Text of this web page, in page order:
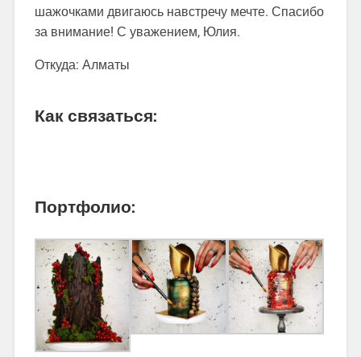
шажочками двигаюсь навстречу мечте. Спасибо
за внимание! С уважением, Юлия.
Откуда: Алматы
Как связаться:
Портфолио: